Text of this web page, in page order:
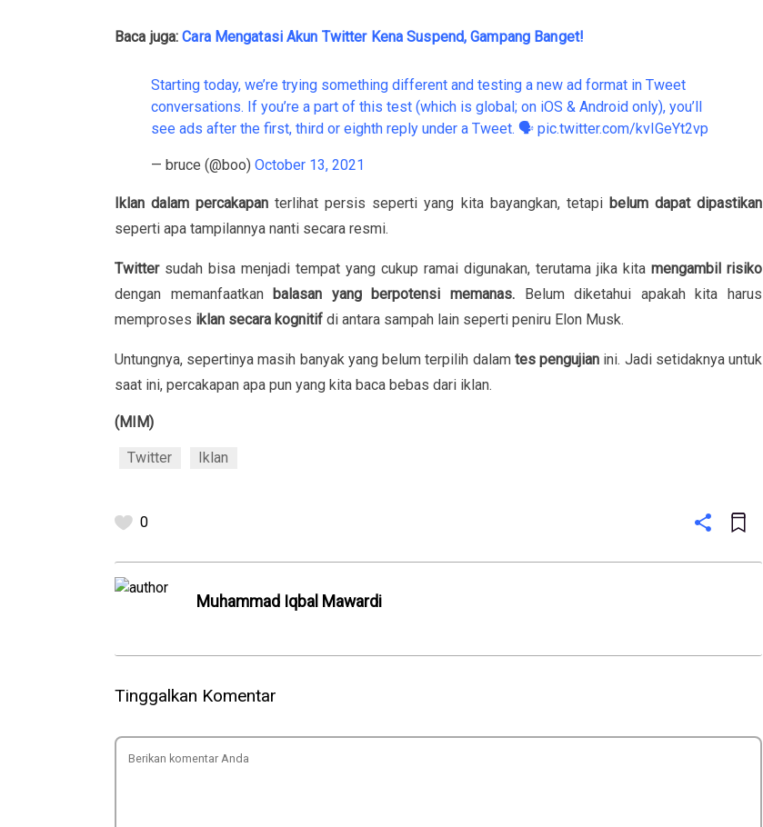
Baca juga:Cara Mengatasi Akun Twitter Kena Suspend, Gampang Banget!
Starting today, we’re trying something different and testing a new ad format in Tweet
conversations. If you’re a part of this test (which is global; on iOS & Android only), you’ll
see ads after the first, third or eighth reply under a Tweet. 🗣️ pic.twitter.com/kvIGeYt2vp
— bruce (@boo) October 13, 2021
Iklan dalam percakapanterlihat persis seperti yang kita bayangkan, tetapi belum dapat dipastikan
seperti apa tampilannya nanti secara resmi.
Twitter sudah bisa menjadi tempat yang cukup ramai digunakan, terutama jika kita mengambil risiko
dengan memanfaatkan balasan yang berpotensi memanas. Belum diketahui apakah kita harus
memproses iklan secara kognitif di antara sampah lain seperti peniru Elon Musk.
Untungnya, sepertinya masih banyak yang belum terpilih dalam tes pengujian ini. Jadi setidaknya untuk
saat ini, percakapan apa pun yang kita baca bebas dari iklan.
(MIM)
Twitter Iklan
0
Muhammad Iqbal Mawardi
Tinggalkan Komentar